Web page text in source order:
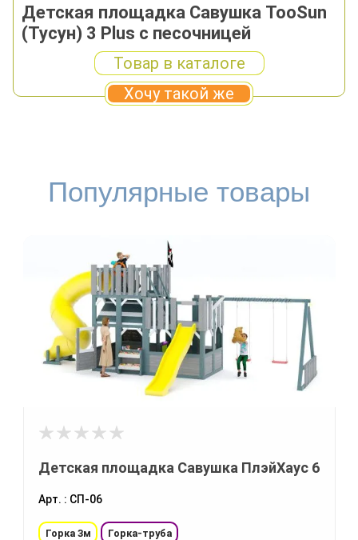
Детская площадка Савушка TooSun
(Тусун) 3 Plus с песочницей
Товар в каталоге
Хочу такой же
Популярные товары
Детская площадка Савушка ПлэйХаус 6
Арт. : СП-06
Горка 3м Горка-труба